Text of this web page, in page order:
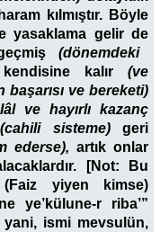
kılmıştır. Böyle
yasaklama gelir de
(dönemdeki
kendisine kalır(ve
başarısı ve bereketi)
ve hayırlı kazanç
sisteme) geri
ederse), artık onlar
[Not: Bu
(Faiz yiyen kimse)
ye’külune-r riba’”
yani, ismi mevsulün,